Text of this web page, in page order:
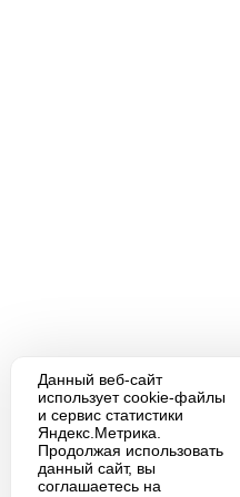
Данный веб-сайт
использует cookie-файлы
и сервис статистики
Яндекс.Метрика.
Продолжая использовать
данный сайт, вы
соглашаетесь на